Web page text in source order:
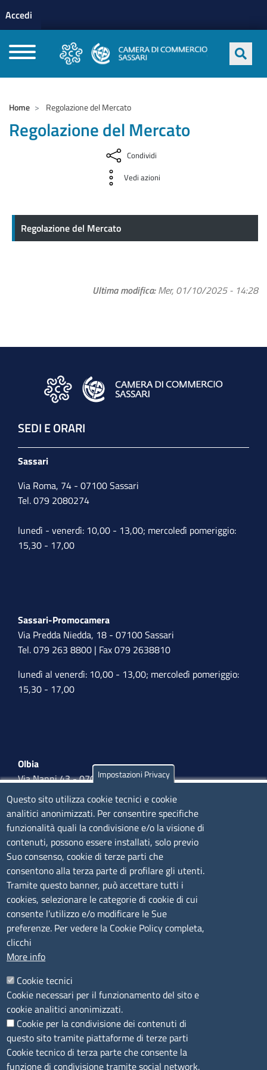
profilo utente
Accedi
Home Regolazione del Mercato
Regolazione del Mercato
Condividi
Vedi azioni
Ultima modifica Mer, 01/10/2025 - 14:28
Regolazione del Mercato
Regolazione del Mercato
SEDI E ORARI
Sassari
Via Roma, 74 - 07100 Sassari
Tel. 079 2080274
lunedì - venerdì: 10,00 - 13,00; mercoledì pomeriggio:
15,30 - 17,00
Sassari-Promocamera
Via Predda Niedda, 18 - 07100 Sassari
Tel. 079 263 8800 | Fax 079 2638810
lunedì al venerdì: 10,00 - 13,00; mercoledì pomeriggio:
15,30 - 17,00
Olbia
Via Nanni 43 - 07026 Olbia
Tel. 0789 66122 | 0789 69580
mail: ufficio.olbia@ss.camcom.it
lunedì al venerdì: 9,00 - 12,00; lunedì pomeriggio: 16,00
- 17,00
CONTATTI
Camera di Commercio, Industria, Artigianato e
Agricoltura di Sassari
PEC
P.IVA01047570906
Codice Fiscale
Codice Univoco per le fatture elettroniche: UFPXFS
LINK UTILI
Segnalazione di illecito
Impostazioni Privacy
Questo sito utilizza cookie tecnici e cookie
analitici anonimizzati. Per consentire specifiche
funzionalità quali la condivisione e/o la visione di
contenuti, possono essere installati, solo previo
Suo consenso, cookie di terze parti che
consentono alla terza parte di profilare gli utenti.
Tramite questo banner, può accettare tutti i
cookies, selezionare le categorie di cookie di cui
consente l’utilizzo e/o modificare le Sue
preferenze. Per vedere la Cookie Policy completa,
clicchi
More info
Cookie tecnici
Cookie necessari per il funzionamento del sito e
cookie analitici anonimizzati.
Cookie per la condivisione dei contenuti di
questo sito tramite piattaforme di terze parti
Cookie tecnico di terza parte che consente la
funzione di condivisione tramite social network.